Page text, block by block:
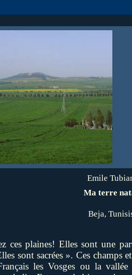
Emile
Ma terre
Beja,
ces plaines! Elles sont une
sont sacrées ». Ces champs
les Vosges ou la